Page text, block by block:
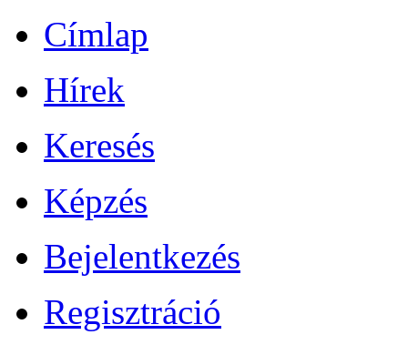
Címlap
Hírek
Keresés
Képzés
Bejelentkezés
Regisztráció